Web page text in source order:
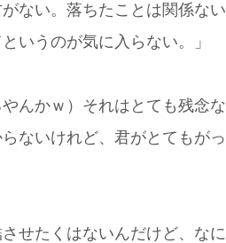
ない。落ちたことは関係な
いうのが気に入らない。」
んかｗ）それはとても残念
ないけれど、君がとてもが
せたくはないんだけど、な